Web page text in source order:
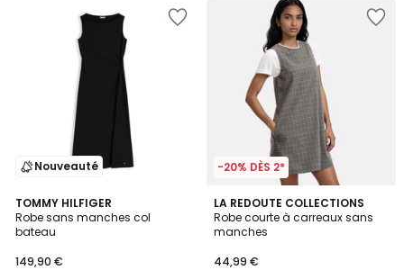
Nouveauté
TOMMY HILFIGER
Robe sans manches col
bateau
149,90 €
-20% DÈS 2*
LA REDOUTE COLLECTIONS
Robe courte à carreaux sans
manches
44,99 €